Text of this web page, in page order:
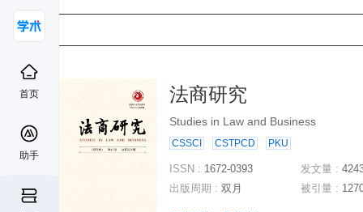
首页
助手
法商研究
Studies in Law and Business
CSSCI CSTPCD PKU
ISSN : 1672-0393
出版周期 : 双月
发文量 :
被引量 :